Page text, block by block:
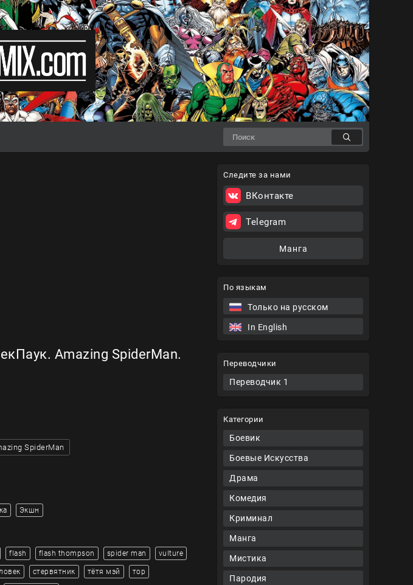
По языкам
Только на русском
In English
Переводчики
Переводчик 1
Категории
Боевик
Боевые Искусства
Драма
Комедия
Криминал
Манга
Мистика
Пародия
Amazing SpiderMan.
SpiderMan
Экшн
flash flash thompson spider man vulture
стервятник тётя мэй тор
Следите за нами
ВКонтакте
Telegram
Манга